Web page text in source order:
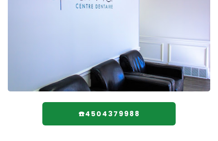
☎️4504379988